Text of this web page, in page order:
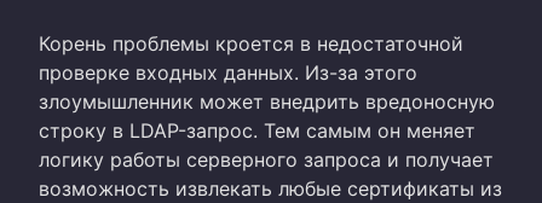
Корень проблемы кроется в недостаточной
проверке входных данных. Из-за этого
злоумышленник может внедрить вредоносную
строку в LDAP-запрос. Тем самым он меняет
логику работы серверного запроса и получает
возможность извлекать любые сертификаты из